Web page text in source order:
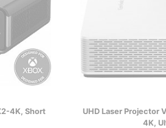
4K, Short
UHD Laser Projector
4K,